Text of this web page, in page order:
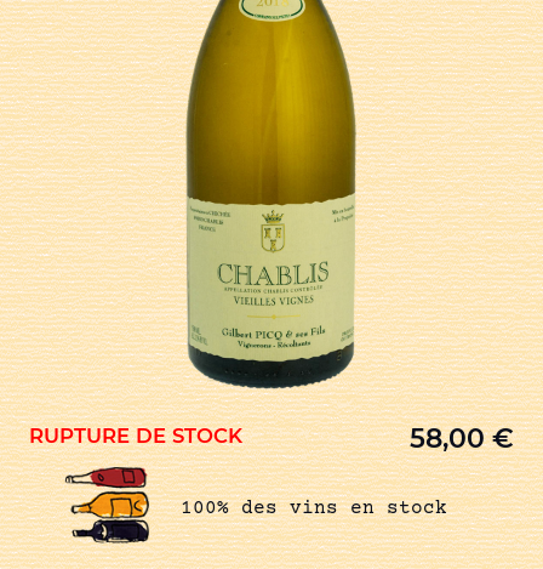
RUPTURE DE STOCK 58,00€
100% des vins en stock